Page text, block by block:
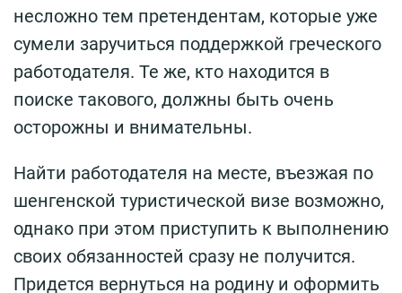
несложно тем претендентам, которые уже
сумели заручиться поддержкой греческого
работодателя. Те же, кто находится в
поиске такового, должны быть очень
осторожны и внимательны.
Найти работодателя на месте, въезжая по
шенгенской туристической визе возможно,
однако при этом приступить к выполнению
своих обязанностей сразу не получится.
Придется вернуться на родину и оформить